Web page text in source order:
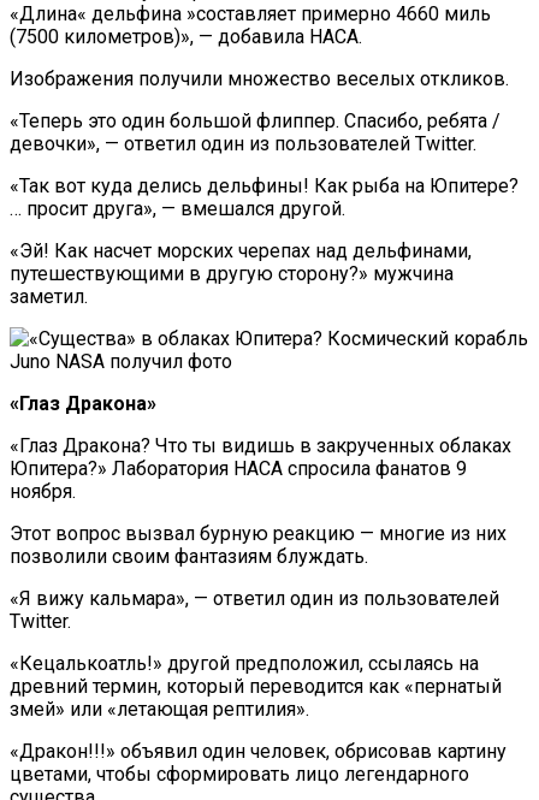
«Длина« дельфина »составляет примерно 4660 миль
(7500 километров)», — добавила НАСА.
Изображения получили множество веселых откликов.
«Теперь это один большой флиппер. Спасибо, ребята /
девочки», — ответил один из пользователей Twitter.
«Так вот куда делись дельфины! Как рыба на Юпитере?
… просит друга», — вмешался другой.
«Эй! Как насчет морских черепах над дельфинами,
путешествующими в другую сторону?» мужчина
заметил.
«Глаз Дракона»
«Глаз Дракона? Что ты видишь в закрученных облаках
Юпитера?» Лаборатория НАСА спросила фанатов 9
ноября.
Этот вопрос вызвал бурную реакцию — многие из них
позволили своим фантазиям блуждать.
«Я вижу кальмара», — ответил один из пользователей
Twitter.
«Кецалькоатль!» другой предположил, ссылаясь на
древний термин, который переводится как «пернатый
змей» или «летающая рептилия».
«Дракон!!!» объявил один человек, обрисовав картину
цветами, чтобы сформировать лицо легендарного